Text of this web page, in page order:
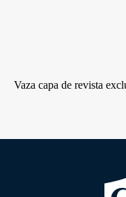
Vaza capa de revista